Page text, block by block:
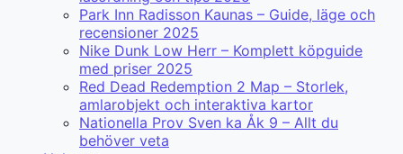
Park Inn Radisson Kaunas – Guide, läge och
recensioner 2025
Nike Dunk Low Herr – Komplett köpguide
med priser 2025
Red Dead Redemption 2 Map – Storlek,
amlarobjekt och interaktiva kartor
Nationella Prov Sven ka Åk 9 – Allt du
behöver veta